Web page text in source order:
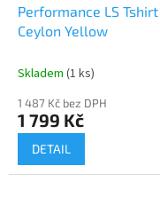
Performance LS
Ceylon Yellow
Skladem (1 ks)
1 487 Kč bez DPH
1 799 Kč
DETAIL